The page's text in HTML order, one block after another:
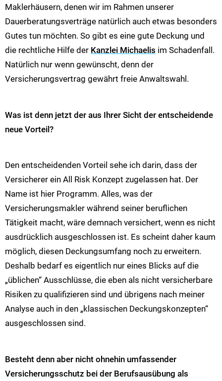
Maklerhäusern, denen wir im Rahmen unserer
Dauerberatungsverträge natürlich auch etwas besonders
Gutes tun möchten. So gibt es eine gute Deckung und
die rechtliche Hilfe der Kanzlei Michaelis im Schadenfall.
Natürlich nur wenn gewünscht, denn der
Versicherungsvertrag gewährt freie Anwaltswahl.
Was ist denn jetzt der aus Ihrer Sicht der entscheidende
neue Vorteil?
Den entscheidenden Vorteil sehe ich darin, dass der
Versicherer ein All Risk Konzept zugelassen hat. Der
Name ist hier Programm. Alles, was der
Versicherungsmakler während seiner beruflichen
Tätigkeit macht, wäre demnach versichert, wenn es nicht
ausdrücklich ausgeschlossen ist. Es scheint daher kaum
möglich, diesen Deckungsumfang noch zu erweitern.
Deshalb bedarf es eigentlich nur eines Blicks auf die
„üblichen“ Ausschlüsse, die eben als nicht versicherbare
Risiken zu qualifizieren sind und übrigens nach meiner
Analyse auch in den „klassischen Deckungskonzepten“
ausgeschlossen sind.
Besteht denn aber nicht ohnehin umfassender
Versicherungsschutz bei der Berufsausübung als